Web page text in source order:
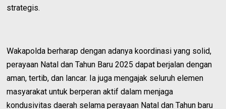
strategis.
Wakapolda berharap dengan adanya koordinasi yang solid,
perayaan Natal dan Tahun Baru 2025 dapat berjalan dengan
aman, tertib, dan lancar. Ia juga mengajak seluruh elemen
masyarakat untuk berperan aktif dalam menjaga
kondusivitas daerah selama perayaan Natal dan Tahun baru